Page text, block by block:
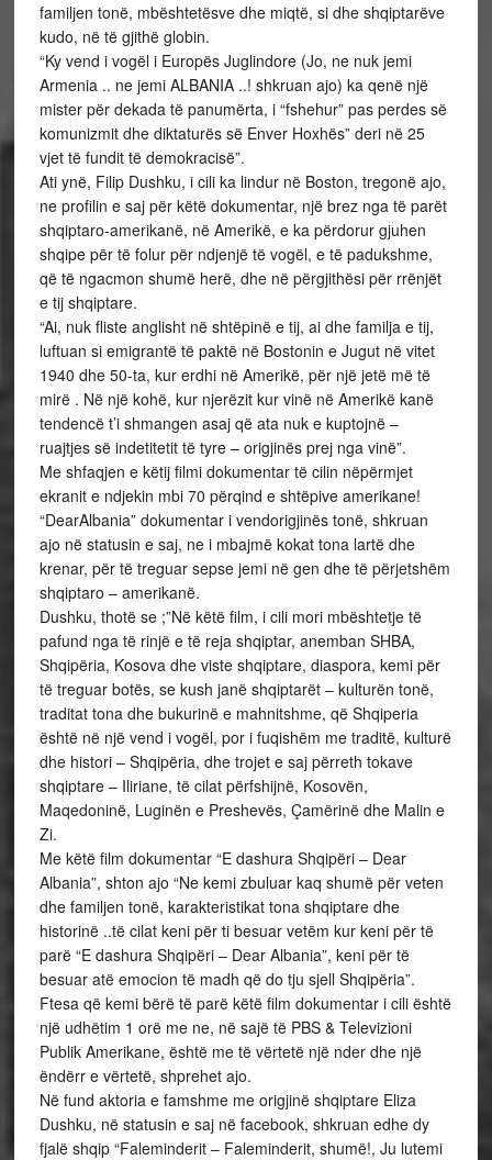
familjen tonë, mbështetësve dhe miqtë, si dhe shqiptarëve
kudo, në të gjithë globin.
“Ky vend i vogël i Europës Juglindore (Jo, ne nuk jemi
Armenia .. ne jemi ALBANIA ..! shkruan ajo) ka qenë një
mister për dekada të panumërta, i “fshehur” pas perdes së
komunizmit dhe diktaturës së Enver Hoxhës” deri në 25
vjet të fundit të demokracisë”.
Ati ynë, Filip Dushku, i cili ka lindur në Boston, tregonë ajo,
ne profilin e saj për këtë dokumentar, një brez nga të parët
shqiptaro-amerikanë, në Amerikë, e ka përdorur gjuhen
shqipe për të folur për ndjenjë të vogël, e të padukshme,
që të ngacmon shumë herë, dhe në përgjithësi për rrënjët
e tij shqiptare.
“Ai, nuk fliste anglisht në shtëpinë e tij, ai dhe familja e tij,
luftuan si emigrantë të paktë në Bostonin e Jugut në vitet
1940 dhe 50-ta, kur erdhi në Amerikë, për një jetë më të
mirë . Në një kohë, kur njerëzit kur vinë në Amerikë kanë
tendencë t’i shmangen asaj që ata nuk e kuptojnë –
ruajtjes së indetitetit të tyre – origjinës prej nga vinë”.
Me shfaqjen e këtij filmi dokumentar të cilin nëpërmjet
ekranit e ndjekin mbi 70 përqind e shtëpive amerikane!
“DearAlbania” dokumentar i vendorigjinës tonë, shkruan
ajo në statusin e saj, ne i mbajmë kokat tona lartë dhe
krenar, për të treguar sepse jemi në gen dhe të përjetshëm
shqiptaro – amerikanë.
Dushku, thotë se ;”Në këtë film, i cili mori mbështetje të
pafund nga të rinjë e të reja shqiptar, anemban SHBA,
Shqipëria, Kosova dhe viste shqiptare, diaspora, kemi për
të treguar botës, se kush janë shqiptarët – kulturën tonë,
traditat tona dhe bukurinë e mahnitshme, që Shqiperia
është në një vend i vogël, por i fuqishëm me traditë, kulturë
dhe histori – Shqipëria, dhe trojet e saj përreth tokave
shqiptare – Iliriane, të cilat përfshijnë, Kosovën,
Maqedoninë, Luginën e Preshevës, Çamërinë dhe Malin e
Zi.
Me këtë film dokumentar “E dashura Shqipëri – Dear
Albania”, shton ajo “Ne kemi zbuluar kaq shumë për veten
dhe familjen tonë, karakteristikat tona shqiptare dhe
historinë ..të cilat keni për ti besuar vetëm kur keni për të
parë “E dashura Shqipëri – Dear Albania”, keni për të
besuar atë emocion të madh që do tju sjell Shqipëria”.
Ftesa që kemi bërë të parë këtë film dokumentar i cili është
një udhëtim 1 orë me ne, në sajë të PBS & Televizioni
Publik Amerikane, është me të vërtetë një nder dhe një
ëndërr e vërtetë, shprehet ajo.
Në fund aktoria e famshme me origjinë shqiptare Eliza
Dushku, në statusin e saj në facebook, shkruan edhe dy
fjalë shqip “Faleminderit – Faleminderit, shumë!, Ju lutemi